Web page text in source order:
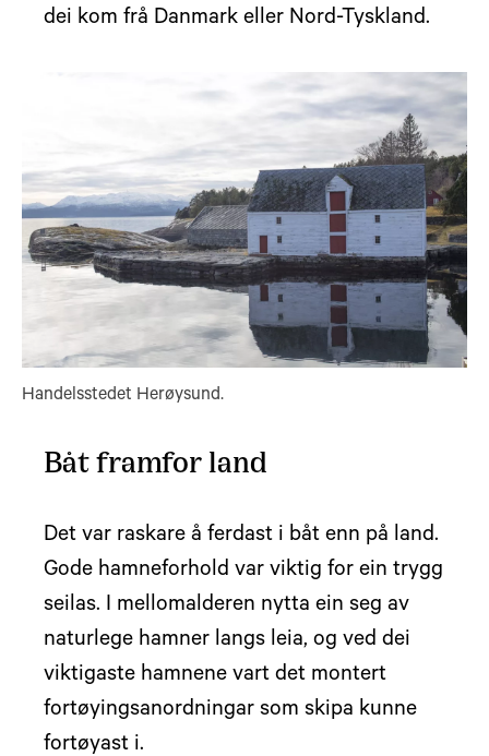
dei kom frå Danmark eller Nord-Tyskland.
Handelsstedet Herøysund.
Båt framfor land
Det var raskare å ferdast i båt enn på land.
Gode hamneforhold var viktig for ein trygg
seilas. I mellomalderen nytta ein seg av
naturlege hamner langs leia, og ved dei
viktigaste hamnene vart det montert
fortøyingsanordningar som skipa kunne
fortøyast i.